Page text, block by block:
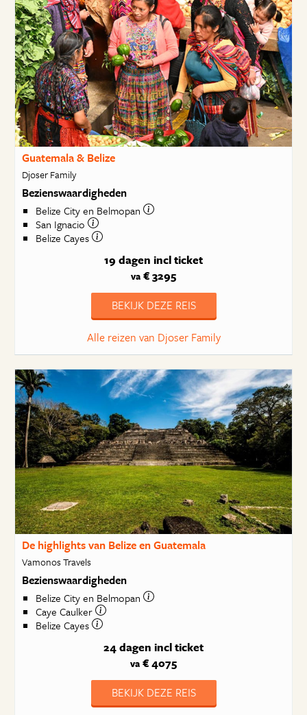
Guatemala & Belize
Djoser Family
Bezienswaardigheden
Belize City en Belmopan
San Ignacio
Belize Cayes
19 dagen incl ticket
va € 3295
BEKIJK DEZE REIS
Alle reizen van Djoser Family
De highlights van Belize en Guatemala
Vamonos Travels
Bezienswaardigheden
Belize City en Belmopan
Caye Caulker
Belize Cayes
24 dagen incl ticket
va € 4075
BEKIJK DEZE REIS